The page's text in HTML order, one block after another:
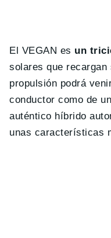
El VEGAN es un
solares que
propulsión podrá
conductor como de
auténtico híbrido
unas características